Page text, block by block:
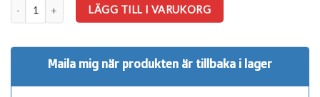
Flexibel reducering i gummi 110mm / 63mm mängd
LÄGG TILL I VARUKORG
Maila mig när produkten är tillbaka i lager